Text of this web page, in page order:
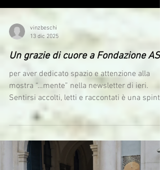
vinzbeschi
13 dic 2025
Un grazie di cuore a Fondazione
per aver dedicato spazio e attenzione alla
mostra “…mente” nella newsletter di ieri.⠀
Sentirsi accolti, letti e raccontati è una spinta
preziosa per continuare a immaginare e a
condividere. Avisco Accademia di Belle Arti
MorettoCavour Comune di Brescia